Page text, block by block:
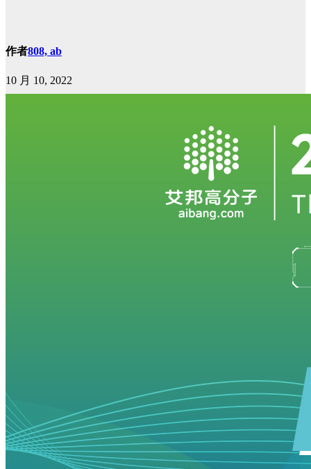
作者808, ab
10 月 10, 2022